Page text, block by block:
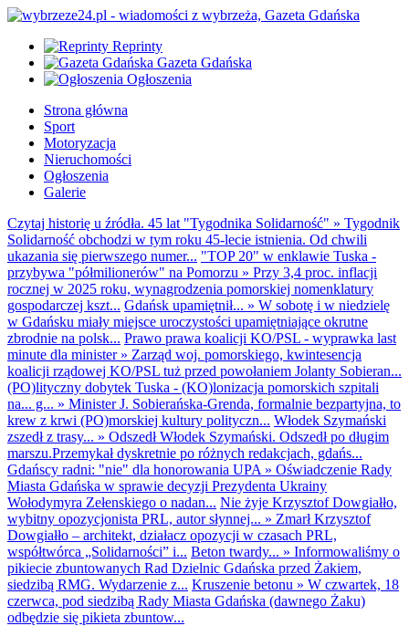
Reprinty
Gazeta Gdańska
Ogłoszenia
Strona główna
Sport
Motoryzacja
Nieruchomości
Ogłoszenia
Galerie
Czytaj historię u źródła. 45 lat "Tygodnika Solidarność" » Tygodnik
Solidarność obchodzi w tym roku 45-lecie istnienia. Od chwili
ukazania się pierwszego numer... "TOP 20" w enklawie Tuska -
przybywa "półmilionerów" na Pomorzu » Przy 3,4 proc. inflacji
rocznej w 2025 roku, wynagrodzenia pomorskiej nomenklatury
gospodarczej kszt... Gdańsk upamiętnił... » W sobotę i w niedzielę
w Gdańsku miały miejsce uroczystości upamiętniające okrutne
zbrodnie na polsk... Prawo prawa koalicji KO/PSL - wyprawka last
minute dla minister» Zarząd woj. pomorskiego, kwintesencja
koalicji rządowej KO/PSL tuż przed powołaniem Jolanty Sobieran...
(PO)lityczny dobytek Tuska - (KO)lonizacja pomorskich szpitali
na... g... » Minister J. Sobierańska-Grenda, formalnie bezpartyjna, to
krew z krwi (PO)morskiej kultury polityczn... Włodek Szymański
zszedł z trasy... » Odszedł Włodek Szymański. Odszedł po długim
marszu.Przemykał dyskretnie po różnych redakcjach, gdańs...
Gdańscy radni: "nie" dla honorowania UPA » Oświadczenie Rady
Miasta Gdańska w sprawie decyzji Prezydenta Ukrainy
Wołodymyra Zełenskiego o nadan... Nie żyje Krzysztof Dowgiałło,
wybitny opozycjonista PRL, autor słynnej... » Zmarł Krzysztof
Dowgiałło – architekt, działacz opozycji w czasach PRL,
współtwórca „Solidarności” i... Beton twardy... » Informowaliśmy o
pikiecie zbuntowanych Rad Dzielnic Gdańska przed Żakiem,
siedzibą RMG. Wydarzenie z... Kruszenie betonu » W czwartek, 18
czerwca, pod siedzibą Rady Miasta Gdańska (dawnego Żaku)
odbędzie się pikieta zbuntow...